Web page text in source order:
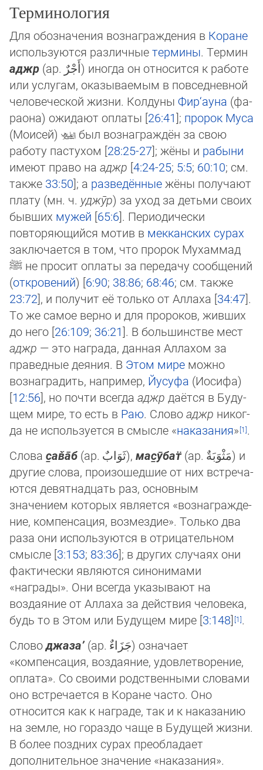
Терминология
Для обозначения вознаграждения в Коране
используются различныетермины. Тер­мин
аджр (ар. أَجْرٌ‎) иногда он относится к ра­бо­те
или услугам, оказываемым в пов­сед­нев­ной
человеческой жизни. Колдуны Фир‘ауна (фа­
ра­она) ожидают оплаты [26:41]; про­рок Муса
(Моисей)
был вознаграждён за свою
работу пастухом [28:25-27]; жё­ны и ра­быни
имеют право на аджр [4:24-25; 5:5; 60:10; см.
также 33:50]; а разведён­ные жё­ны получают
плату (мн. ч. уджӯр) за уход за детьми своих
бывших мужей [65:6]. Пе­рио­ди­чес­ки
повторяющийся мотив в мек­кан­ских сурах
заключается в том, что про­рок Му­хам­мад
ﷺ не просит оплаты за пере­да­чу со­общений
(откровений) [6:90; 38:86; 68:46; см. так­же
23:72], и получит её толь­ко от Ал­лаха [34:47].
То же самое верно и для про­ро­ков, жив­ших
до него [26:109; 36:21]. В боль­шинстве мест
аджр — это награда, данная Ал­ла­хом за
праведные деяния. В Этом мире мож­но
вознаградить, например, Йусуфа (Иоси­фа)
[12:56], но почти всегда аджр даётся в Бу­ду­
щем мире, то есть в Раю. Словоаджр ни­ког­
да не используется в смысле «на­ка­за­ния»
.
Слова с̱ав̌а̄б (ар. ثَوَابٌ‎), мас̱ӯбат̈(ар. مَثْوَبَةٌ‎) и
другие слова, произошедшие от них встре­ча­
ют­ся девятнадцать раз, основным
значением которых является «вознаграж­де­
ние, ком­пен­сация, возмездие». Только два
раза они используются в отрицательном
смыс­ле [3:153; 83:36]; в других случаях они
фак­ти­чески являются синонимами
«награды». Они всегда указывают на
воздая­ние от Ал­лаха за действия человека,
будь то в Этом или Будущем мире [3:148]
.
Словоджаза’ (ар. جَزَاءٌ‎) означает
«компенсация, воздаяние, удовлетворение,
оплата». Со своими родственными словами
оно встре­чается в Коране часто. Оно
относится как к награде, так и к наказанию
на земле, но гораздо чаще в Будущей жизни.
В бо­лее поздних сурах преобладает
дополнительное значение «наказания».